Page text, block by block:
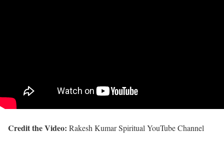
Credit the Video: Rakesh Kumar Spiritual YouTube Channel